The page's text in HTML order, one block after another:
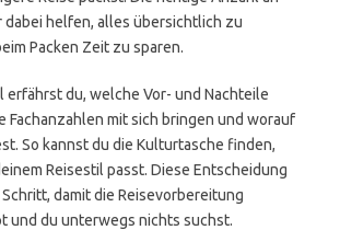
dabei helfen, alles übersichtlich zu
Packen Zeit zu sparen.
erfährst du, welche Vor- und Nachteile
Fachanzahlen mit sich bringen und worauf
So kannst du die Kulturtasche finden,
Reisestil passt. Diese Entscheidung
damit die Reisevorbereitung
und du unterwegs nichts suchst.